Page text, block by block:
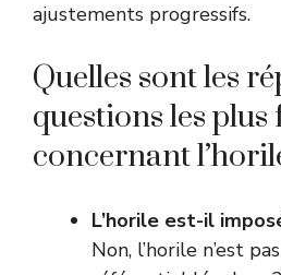
ajustements progressifs.
Quelles sont les
questions les plus
concernant
L’horile est-il
Non, l’horile n’est